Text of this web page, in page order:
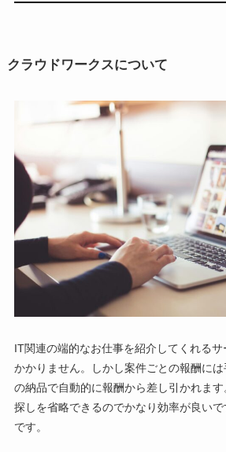
クラウドワークスについて
IT関連の端的なお仕事を紹介してくれる
かかりません。しかし案件ごとの報酬に
の納品で自動的に報酬から差し引かれま
探しを省略できるのでかなり効率が良い
です。